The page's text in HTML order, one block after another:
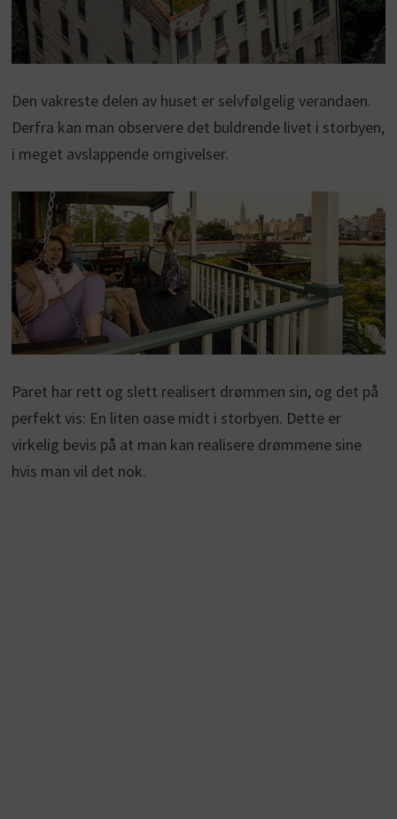
Den vakreste delen av huset er selvfølgelig verandaen.
Derfra kan man observere det buldrende livet i storbyen,
i meget avslappende omgivelser.
Paret har rett og slett realisert drømmen sin, og det på
perfekt vis: En liten oase midt i storbyen. Dette er
virkelig bevis på at man kan realisere drømmene sine
hvis man vil det nok.